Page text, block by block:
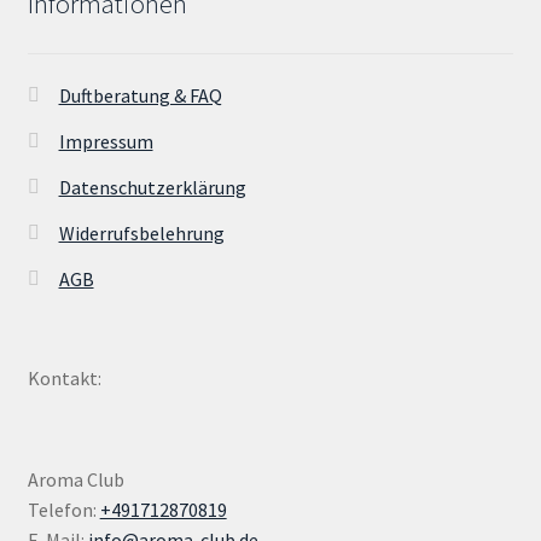
Duftberatung & FAQ
Impressum
Datenschutzerklärung
Widerrufsbelehrung
AGB
Kontakt:
Aroma Club
Telefon: +491712870819